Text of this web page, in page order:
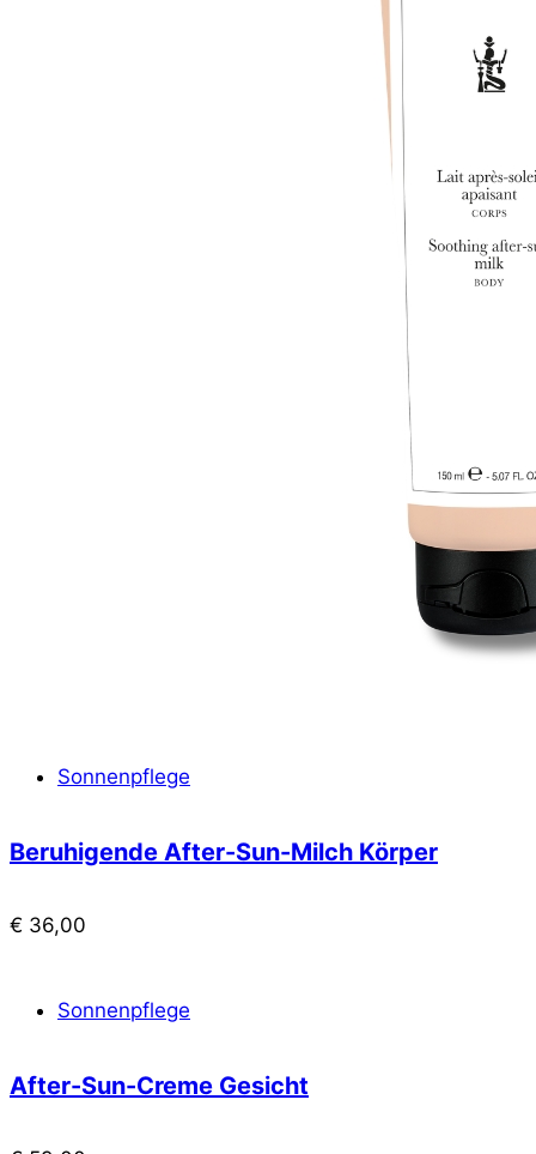
Sonnenpflege
Beruhigende After-Sun-Milch Körper
€ 36,00
Sonnenpflege
After-Sun-Creme Gesicht